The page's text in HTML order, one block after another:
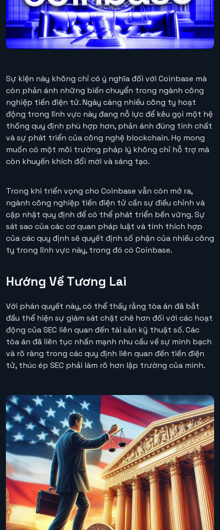
Sự kiện này không chỉ có ý nghĩa đối với Coinbase mà
còn phản ánh những biến chuyển trong ngành công
nghiệp tiền điện tử. Ngày càng nhiều công ty hoạt
động trong lĩnh vực này đang nỗ lực để kêu gọi một hệ
thống quy định phù hợp hơn, phản ánh đúng tính chất
và sự phát triển của công nghệ blockchain. Họ mong
muốn có một môi trường pháp lý không chỉ hỗ trợ mà
còn khuyến khích đổi mới và sáng tạo.
Trong khi triển vọng cho Coinbase vẫn còn mở ra,
ngành công nghiệp tiền điện tử cần sự điều chỉnh và
cập nhật quy định để có thể phát triển bền vững. Sự
sát sao của các cơ quan pháp luật và tính thích hợp
của các quy định sẽ quyết định số phận của nhiều công
ty trong lĩnh vực này, trong đó có Coinbase.
Hướng Về Tương Lai
Với phán quyết này, có thể thấy rằng tòa án đã bắt
đầu thể hiện sự giám sát chặt chẽ hơn đối với các hoạt
động của SEC liên quan đến tài sản kỹ thuật số. Các
tòa án đã liên tục nhấn mạnh nhu cầu về sự minh bạch
và rõ ràng trong các quy định liên quan đến tiền điện
tử, thúc ép SEC phải làm rõ hơn lập trường của mình.